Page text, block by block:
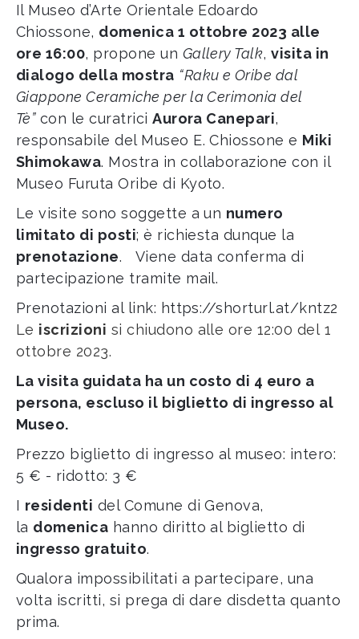
Il Museo d’Arte Orientale Edoardo
Chiossone, domenica 1 ottobre 2023 alle
ore 16:00, propone un Gallery Talk,visita in
dialogo della mostra “Raku e Oribe dal
Giappone Ceramiche per la Cerimonia del
Tè”con le curatriciAurora Canepari,
responsabile del Museo E. Chiossone e Miki
Shimokawa. Mostra in collaborazione con il
Museo Furuta Oribe di Kyoto.
Le visite sono soggette a un numero
limitato di posti; è richiesta dunque la
prenotazione. Viene data conferma di
partecipazione tramite mail.
Prenotazioni al link: https://shorturl.at/kntz2
Le iscrizioni si chiudono alle ore 12:00 del 1
ottobre 2023.
La visita guidata ha un costo di 4 euro a
persona, escluso il biglietto di ingresso al
Museo.
Prezzo biglietto di ingresso al museo: intero:
5 € - ridotto: 3 €
I residenti del Comune di Genova,
la domenica hanno diritto al biglietto di
ingresso gratuito.
Qualora impossibilitati a partecipare, una
volta iscritti, si prega di dare disdetta quanto
prima.